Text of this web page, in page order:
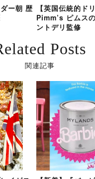
ー朝 歴
【英国伝統的ド
Pimm’s ピムス
ントデリ監修
Posts
関連記事